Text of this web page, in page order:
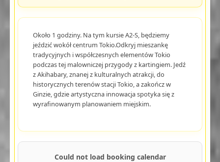
Około 1 godziny. Na tym kursie A2-S, będziemy
jeździć wokół centrum Tokio.Odkryj mieszankę
tradycyjnych i współczesnych elementów Tokio
podczas tej malowniczej przygody z kartingiem. Jedź
z Akihabary, znanej z kulturalnych atrakcji, do
historycznych terenów stacji Tokio, a zakończ w
Ginzie, gdzie artystyczna innowacja spotyka się z
wyrafinowanym planowaniem miejskim.
Could not load booking calendar